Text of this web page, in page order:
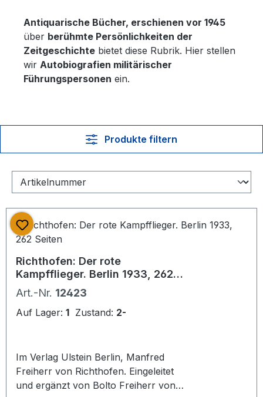
Antiquarische Bücher, erschienen vor 1945
über berühmte Persönlichkeiten der
Zeitgeschichte bietet diese Rubrik. Hier stellen
wir Autobiografien militärischer
Führungspersonen ein.
Produkte filtern
Richthofen: Der rote
Kampfflieger. Berlin 1933, 262
Seiten
Art.-Nr. 12423
Auf Lager: 1 Zustand: 2-
Im Verlag Ulstein Berlin, Manfred
Freiherr von Richthofen. Eingeleitet
und ergänzt von Bolto Freiherr von